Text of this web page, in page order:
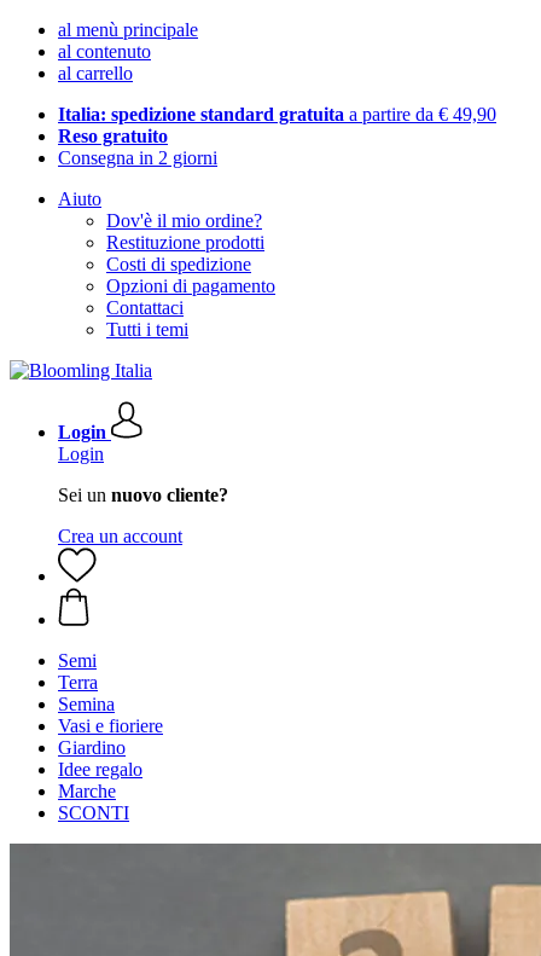
al menù principale
al contenuto
al carrello
Italia: spedizione standard gratuita a partire da € 49,90
Reso gratuito
Consegna in 2 giorni
Aiuto
Dov'è il mio ordine?
Restituzione prodotti
Costi di spedizione
Opzioni di pagamento
Contattaci
Tutti i temi
Login
Login
Sei un nuovo cliente?
Crea un account
Semi
Terra
Semina
Vasi e fioriere
Giardino
Idee regalo
Marche
SCONTI